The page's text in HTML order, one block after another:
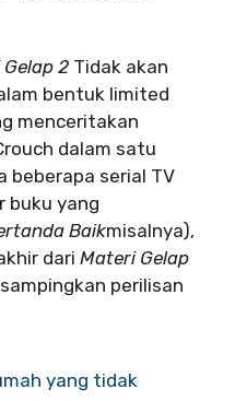
2 Tidak akan
bentuk limited
menceritakan
dalam satu
beberapa serial TV
buku yang
Baikmisalnya),
dari Materi Gelap
perilisan
yang tidak